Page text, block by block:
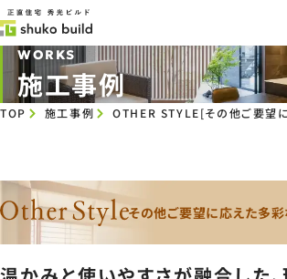
WORKS
施工事例
TOP 施工事例 OTHER STYLE[その他ご要望
その他ご要望に応えた多